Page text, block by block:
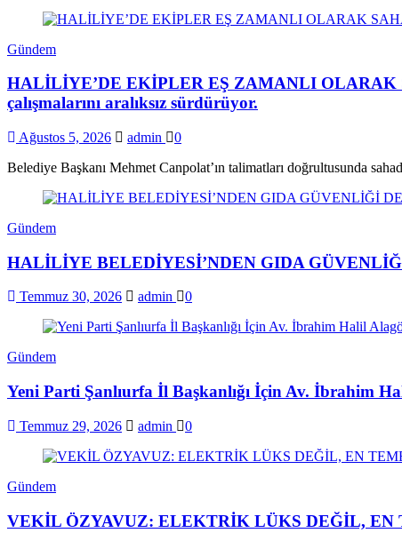
Gündem
HALİLİYE’DE EKİPLER EŞ ZAMANLI OLARAK
çalışmalarını aralıksız sürdürüyor.
Ağustos 5, 2026 admin
0
Belediye Başkanı Mehmet Canpolat’ın talimatları doğrultusunda
Gündem
HALİLİYE BELEDİYESİ’NDEN GIDA
Temmuz 30, 2026 admin 0
Gündem
Yeni Parti Şanlıurfa İl Başkanlığı İçin Av. İbrahim
Temmuz 29, 2026 admin 0
Gündem
VEKİL ÖZYAVUZ: ELEKTRİK LÜKS DEĞİL,